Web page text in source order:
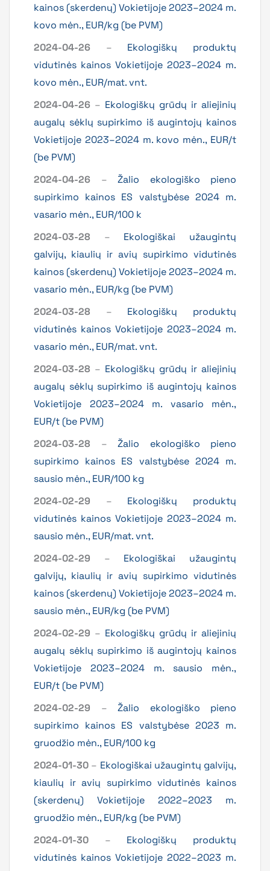
kainos (skerdenų) Vokietijoje 2023–2024 m.
kovo mėn., EUR/kg (be PVM)
2024-04-26 – Ekologiškų produktų
vidutinės kainos Vokietijoje 2023–2024 m.
kovo mėn., EUR/mat. vnt.
2024-04-26 – Ekologiškų grūdų ir aliejinių
augalų sėklų supirkimo iš augintojų kainos
Vokietijoje 2023–2024 m. kovo mėn., EUR/t
(be PVM)
2024-04-26 – Žalio ekologiško pieno
supirkimo kainos ES valstybėse 2024 m.
vasario mėn., EUR/100 k
2024-03-28 – Ekologiškai užaugintų
galvijų, kiaulių ir avių supirkimo vidutinės
kainos (skerdenų) Vokietijoje 2023–2024 m.
vasario mėn., EUR/kg (be PVM)
2024-03-28 – Ekologiškų produktų
vidutinės kainos Vokietijoje 2023–2024 m.
vasario mėn., EUR/mat. vnt.
2024-03-28 – Ekologiškų grūdų ir aliejinių
augalų sėklų supirkimo iš augintojų kainos
Vokietijoje 2023–2024 m. vasario mėn.,
EUR/t (be PVM)
2024-03-28 – Žalio ekologiško pieno
supirkimo kainos ES valstybėse 2024 m.
sausio mėn., EUR/100 kg
2024-02-29 – Ekologiškų produktų
vidutinės kainos Vokietijoje 2023–2024 m.
sausio mėn., EUR/mat. vnt.
2024-02-29 – Ekologiškai užaugintų
galvijų, kiaulių ir avių supirkimo vidutinės
kainos (skerdenų) Vokietijoje 2023–2024 m.
sausio mėn., EUR/kg (be PVM)
2024-02-29 – Ekologiškų grūdų ir aliejinių
augalų sėklų supirkimo iš augintojų kainos
Vokietijoje 2023–2024 m. sausio mėn.,
EUR/t (be PVM)
2024-02-29 – Žalio ekologiško pieno
supirkimo kainos ES valstybėse 2023 m.
gruodžio mėn., EUR/100 kg
2024-01-30 – Ekologiškai užaugintų galvijų,
kiaulių ir avių supirkimo vidutinės kainos
(skerdenų) Vokietijoje 2022–2023 m.
gruodžio mėn., EUR/kg (be PVM)
2024-01-30 – Ekologiškų produktų
vidutinės kainos Vokietijoje 2022–2023 m.